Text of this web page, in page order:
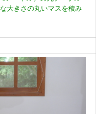
大きさの丸いマスを積み